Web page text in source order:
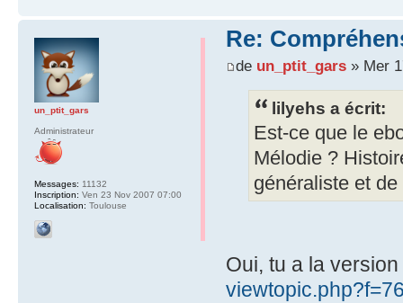
Re:
de un_ptit_gars» Mer
lilyehs a écrit:
Est-ce que le
Mélodie ?
généraliste et
Oui, tu a la
un_ptit_gars
Administrateur
Messages: 11132
Inscription: Ven 23 Nov 2007 07:00
Localisation: Toulouse